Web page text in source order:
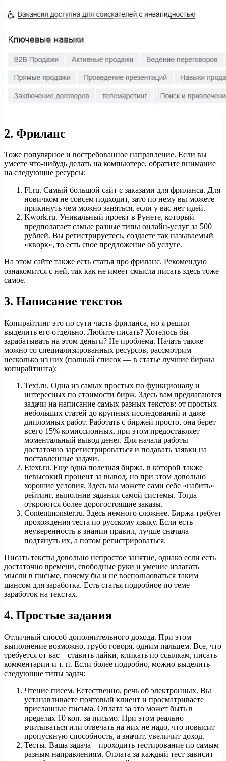
2. Фриланс
Тоже популярное и востребованное направление. Если вы
умеете что-нибудь делать на компьютере, обратите внимание
на следующие ресурсы:
Fl.ru. Самый большой сайт с заказами для фриланса. Для
новичком не совсем подходит, зато по нему вы можете
прикинуть чем можно заняться, если у вас нет идей.
Kwork.ru. Уникальный проект в Рунете, который
предполагает самые разные типы онлайн-услуг за 500
рублей. Вы регистрируетесь, создаете так называемый
«кворк», то есть свое предложение об услуге.
На этом сайте также есть статья про фриланс. Рекомендую
ознакомится с ней, так как не имеет смысла писать здесь тоже
самое.
3. Написание текстов
Копирайтинг это по сути часть фриланса, но я решил
выделить его отдельно. Любите писать? Хотелось бы
зарабатывать на этом деньги? Не проблема. Начать также
можно со специализированных ресурсов, рассмотрим
несколько из них (полный список — в статье лучшие биржы
копирайтинга):
Text.ru. Одна из самых простых по функционалу и
интересных по стоимости бирж. Здесь вам предлагаются
задачи на написание самых разных текстов: от простых
небольших статей до крупных исследований и даже
дипломных работ. Работать с биржей просто, она берет
всего 15% комиссионных, при этом предоставляет
моментальный вывод денег. Для начала работы
достаточно зарегистрироваться и подавать заявки на
поставленные задачи.
Etext.ru. Еще одна полезная биржа, в которой также
невысокий процент за вывод, но при этом довольно
хорошие условия. Здесь вы можете сами себе «набить»
рейтинг, выполнив задания самой системы. Тогда
откроются более дорогостоящие заказы.
Contentmonster.ru. Здесь немного сложнее. Биржа требует
прохождения теста по русскому языку. Если есть
неуверенность в знании правил, лучше сначала
подтянуть их, а потом регистрироваться.
Писать тексты довольно непростое занятие, однако если есть
достаточно времени, свободные руки и умение излагать
мысли в письме, почему бы и не воспользоваться таким
шансом для заработка. Есть статья подробное по теме —
заработок на текстах.
4. Простые задания
Отличный способ дополнительного дохода. При этом
выполнение возможно, грубо говоря, одним пальцем. Все, что
требуется от вас – ставить лайки, кликать по ссылкам, писать
комментарии и т. п. Если более подробно, можно выделить
следующие типы задач:
Чтение писем. Естественно, речь об электронных. Вы
устанавливаете почтовый клиент и просматриваете
присланные письма. Оплата за это может быть в
пределах 10 коп. за письмо. При этом реально
вчитываться или отвечать на них не надо, что повысит
пропускную способность, а значит, увеличит доход.
Тесты. Ваша задача – проходить тестирование по самым
разным направлениям. Оплата за каждый тест зависит